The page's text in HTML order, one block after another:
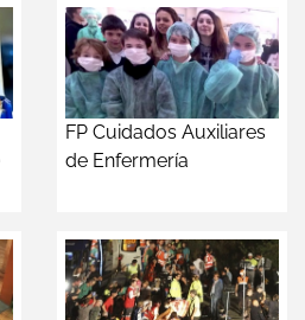
FP Cuidados Auxiliares
de Enfermería